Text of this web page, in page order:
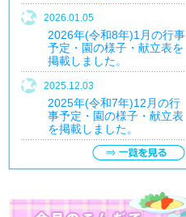
2026.01.05
2026年(令和8年)1月の行事
予定・園の様子・献立表を
掲載しました。
2025.12.03
2025年(令和7年)12月の行
事予定・園の様子・献立表
を掲載しました。